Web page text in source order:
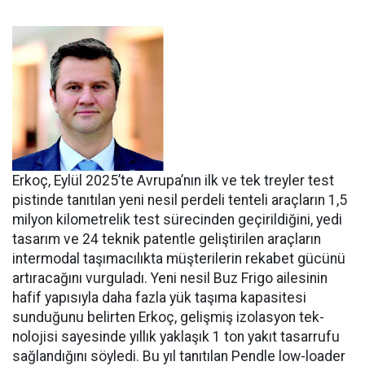
Erkoç, Eylül 2025’te Avru­pa’nın ilk ve tek treyler test
pistin­de tanıtılan yeni nesil perdeli ten­teli araçların 1,5
milyon kilomet­relik test sürecinden geçirildiğini, yedi
tasarım ve 24 teknik patentle geliştirilen araçların
intermodal taşımacılıkta müşterilerin reka­bet gücünü
artıracağını vurgula­dı. Yeni nesil Buz Frigo ailesinin
hafif yapısıyla daha fazla yük ta­şıma kapasitesi
sunduğunu belir­ten Erkoç, gelişmiş izolasyon tek­
nolojisi sayesinde yıllık yaklaşık 1 ton yakıt tasarrufu
sağlandığı­nı söyledi. Bu yıl tanıtılan Pendle low-loader